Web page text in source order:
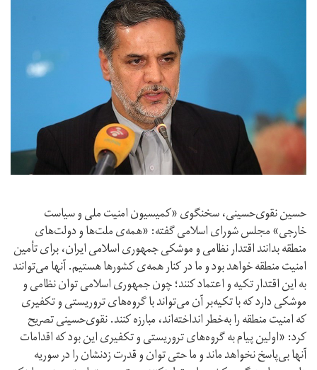
حسین نقوی‌حسینی، سخنگوی «کمیسیون امنیت ملی و سیاست
خارجی» مجلس شورای اسلامی گفته: «همه‌ی ملت‌ها و دولت‌های
منطقه بدانند اقتدار نظامی و موشکی جمهوری اسلامی ایران، برای تأمین
امنیت منطقه خواهد بود و ما در کنار همه‌ی کشورها هستیم. آنها می‌توانند
به این اقتدار تکیه و اعتماد کنند؛ چون جمهوری اسلامی توان نظامی و
موشکی دارد که با تکیه‌بر آن می‌تواند با گروه‌های تروریستی و تکفیری
که امنیت منطقه را به‌خطر انداخته‌اند،‌ مبارزه کنند. نقوی‌حسینی تصریح
کرد: «اولین پیام به گروه‌های تروریستی و تکفیری این بود که اقدامات
آنها بی‌پاسخ نخواهد ماند و ما حتی توان و قدرت زدنشان را در سوریه